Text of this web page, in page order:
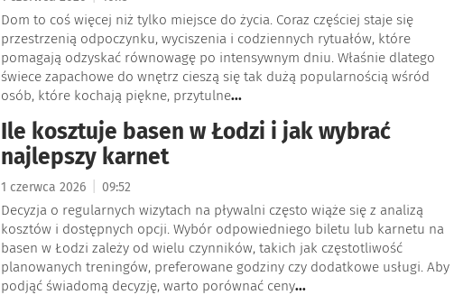
Dom to coś więcej niż tylko miejsce do życia. Coraz częściej staje się
przestrzenią odpoczynku, wyciszenia i codziennych rytuałów, które
pomagają odzyskać równowagę po intensywnym dniu. Właśnie dlatego
świece zapachowe do wnętrz cieszą się tak dużą popularnością wśród
osób, które kochają piękne, przytulne...
Ile kosztuje basen w Łodzi i jak wybrać
najlepszy karnet
1 czerwca 2026 09:52
Decyzja o regularnych wizytach na pływalni często wiąże się z analizą
kosztów i dostępnych opcji. Wybór odpowiedniego biletu lub karnetu na
basen w Łodzi zależy od wielu czynników, takich jak częstotliwość
planowanych treningów, preferowane godziny czy dodatkowe usługi. Aby
podjąć świadomą decyzję, warto porównać ceny...